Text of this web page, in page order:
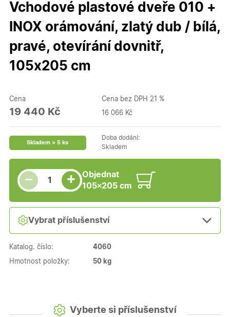
Vchodové plastové dveře 010 +
INOX orámování, zlatý dub / bílá,
pravé, otevírání dovnitř,
105x205 cm
Cena
19 440 Kč
Cena bez DPH 21 %
16 066 Kč
Skladem > 5 ks
Doba dodání:
Skladem
−
Snížit množství
Počet kusů +
Zvýšit množství
Objednat
105×205 cm
Vybrat příslušenství
Katalog. číslo: 4060
Hmotnost položky: 50 kg
Vyberte si příslušenství